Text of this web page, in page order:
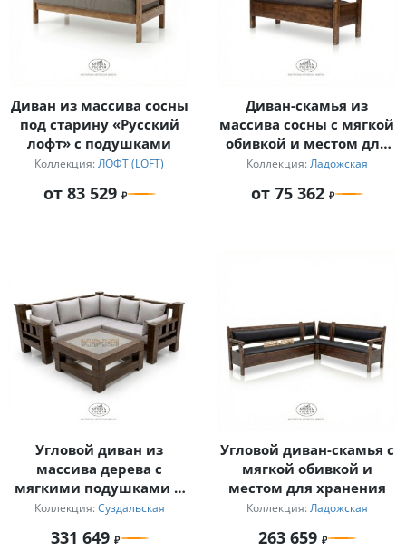
Диван из массива сосны
под старину «Русский
лофт» с подушками
Коллекция: ЛОФТ (LOFT)
от 83 529
Диван-скамья из
массива сосны с мягкой
обивкой и местом для
хранения
Коллекция: Ладожская
от 75 362
Угловой диван из
массива дерева с
мягкими подушками и
журнальный столик для
Коллекция: Суздальская
331 649
Угловой диван-скамья с
мягкой обивкой и
местом для хранения
Коллекция: Ладожская
263 659